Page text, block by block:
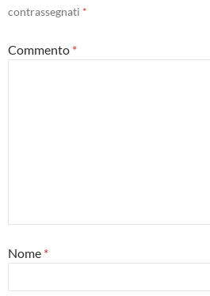
contrassegnati *
Commento *
Nome *